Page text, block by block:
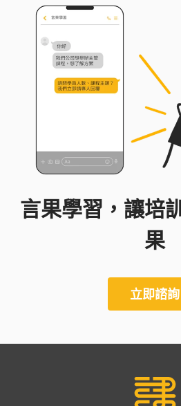
言果學習，讓培
果
立即諮詢